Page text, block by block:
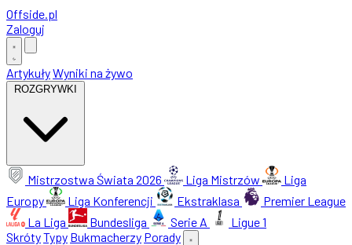
Offside.pl
Zaloguj
ArtykułyWyniki na żywo
ROZGRYWKI
Mistrzostwa Świata 2026 Liga Mistrzów
Liga
Europy
Liga Konferencji Ekstraklasa
Premier League
La Liga
Bundesliga Serie A
Ligue 1
SkrótyTypy Bukmacherzy Porady